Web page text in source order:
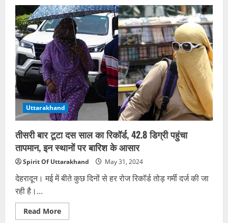
बाप
के
कत्ल
का
था
प्लान…
भाई
जागा
तो
उसे
भी
मार
डाला;
फिर
टुकड़े
कर
फ्रिज
में
रखी
लाश
Uttarakhand
तीसरी बार टूटा दस साल का रिकॉर्ड, 42.8 डिग्री पहुंचा
तापमान, इन स्थानों पर बारिश के आसार
Spirit Of Uttarakhand May 31, 2024
देहरादून। मई में बीते कुछ दिनों से हर रोज रिकॉर्ड तोड़ गर्मी दर्ज की जा
रही है।...
Read MoreRead
more